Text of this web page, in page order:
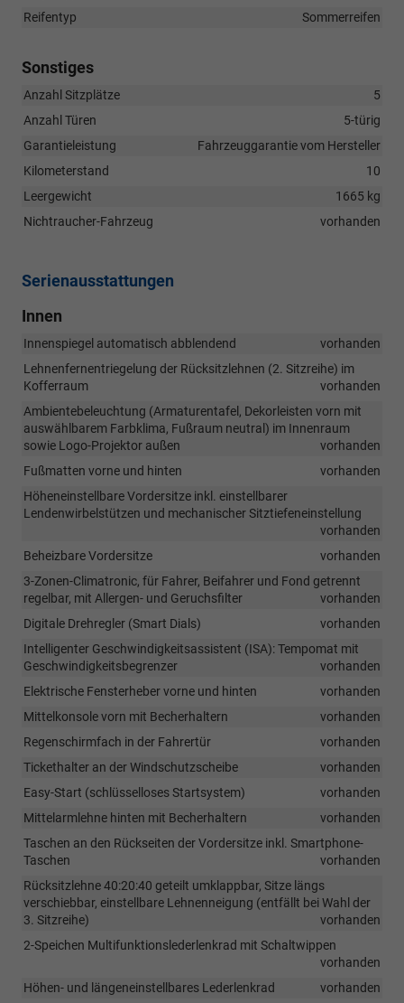
Reifentyp
Sommerreifen
Sonstiges
Anzahl Sitzplätze
5
Anzahl Türen
5-türig
Garantieleistung
Fahrzeuggarantie vom Hersteller
Kilometerstand
10
Leergewicht
1665 kg
Nichtraucher-Fahrzeug
vorhanden
Serienausstattungen
Innen
Innenspiegel automatisch abblendend
vorhanden
Lehnenfernentriegelung der Rücksitzlehnen (2. Sitzreihe) im
Kofferraum
vorhanden
Ambientebeleuchtung (Armaturentafel, Dekorleisten vorn mit
auswählbarem Farbklima, Fußraum neutral) im Innenraum
sowie Logo-Projektor außen
vorhanden
Fußmatten vorne und hinten
vorhanden
Höheneinstellbare Vordersitze inkl. einstellbarer
Lendenwirbelstützen und mechanischer Sitztiefeneinstellung
vorhanden
Beheizbare Vordersitze
vorhanden
3-Zonen-Climatronic, für Fahrer, Beifahrer und Fond getrennt
regelbar, mit Allergen- und Geruchsfilter
vorhanden
Digitale Drehregler (Smart Dials)
vorhanden
Intelligenter Geschwindigkeitsassistent (ISA): Tempomat mit
Geschwindigkeitsbegrenzer
vorhanden
Elektrische Fensterheber vorne und hinten
vorhanden
Mittelkonsole vorn mit Becherhaltern
vorhanden
Regenschirmfach in der Fahrertür
vorhanden
Tickethalter an der Windschutzscheibe
vorhanden
Easy-Start (schlüsselloses Startsystem)
vorhanden
Mittelarmlehne hinten mit Becherhaltern
vorhanden
Taschen an den Rückseiten der Vordersitze inkl. Smartphone-
Taschen
vorhanden
Rücksitzlehne 40:20:40 geteilt umklappbar, Sitze längs
verschiebbar, einstellbare Lehnenneigung (entfällt bei Wahl der
3. Sitzreihe)
vorhanden
2-Speichen Multifunktionslederlenkrad mit Schaltwippen
vorhanden
Höhen- und längeneinstellbares Lederlenkrad
vorhanden